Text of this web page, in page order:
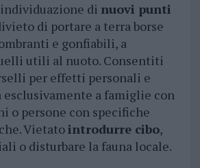
di nuovi punti
di portare a terra borse
e gonfiabili, a
utili al nuoto. Consentiti
per effetti personali e
a famiglie con
o persone con specifiche
Vietatointrodurre cibo,
o disturbare la fauna locale.